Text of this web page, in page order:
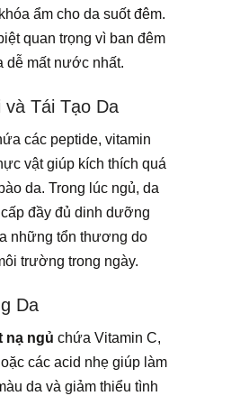
ẩm cho da suốt đêm.
quan trọng vì ban đêm
dễ mất nước nhất.
và Tái Tạo Da
các peptide, vitamin
vật giúp kích thích quá
da. Trong lúc ngủ, da
đầy đủ dinh dưỡng
những tổn thương do
trường trong ngày.
Da
nạ ngủ chứa Vitamin C,
các acid nhẹ giúp làm
da và giảm thiểu tình